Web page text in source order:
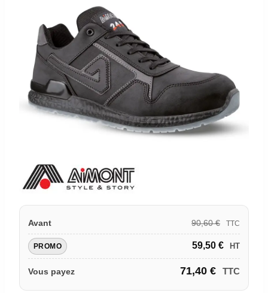
Avant 90,60€ TTC
PROMO 59,50 € HT
Vous payez 71,40 € TTC